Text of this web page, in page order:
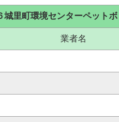
城里町環境センターペット
業者名